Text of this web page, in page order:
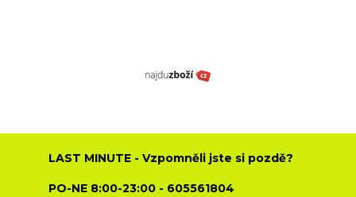
LAST MINUTE - Vzpomněli jste si pozdě?
PO-NE 8:00-23:00 - 605561804